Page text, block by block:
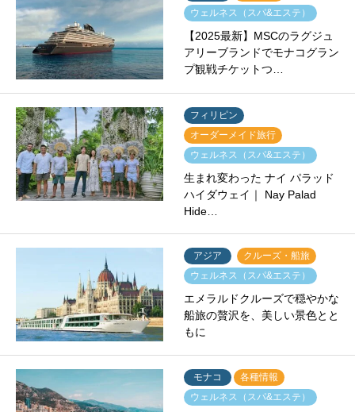
ウェルネス（スパ&エステ）
【2025最新】MSCのラグジュ
アリーブランドでモナコグラン
プ観戦チケットつ…
フィリピン
オーダーメイド旅行
ウェルネス（スパ&エステ）
生まれ変わった ナイ パラッド
ハイダウェイ｜ Nay Palad
Hide…
アジア
クルーズ・船旅
ウェルネス（スパ&エステ）
エメラルドクルーズで穏やかな
船旅の贅沢を、美しい景色とと
もに
モナコ
各種情報
ウェルネス（スパ&エステ）